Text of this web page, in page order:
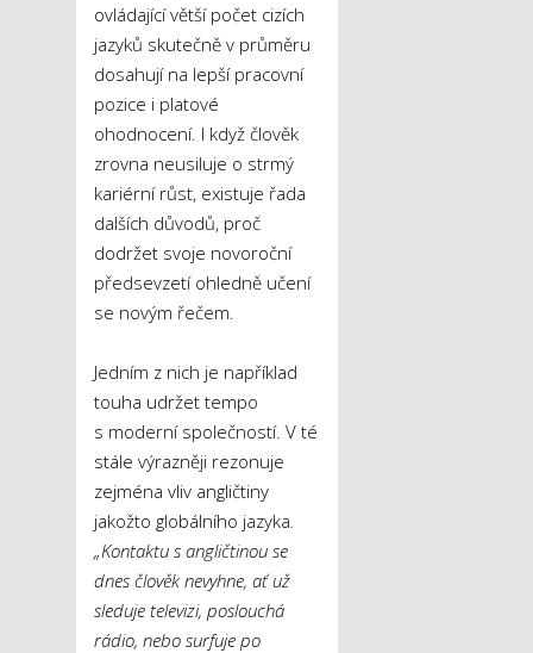
ovládající větší počet cizích
jazyků skutečně v průměru
dosahují na lepší pracovní
pozice i platové
ohodnocení. I když člověk
zrovna neusiluje o strmý
kariérní růst, existuje řada
dalších důvodů, proč
dodržet svoje novoroční
předsevzetí ohledně učení
se novým řečem.
Jedním z nich je například
touha udržet tempo
s moderní společností. V té
stále výrazněji rezonuje
zejména vliv angličtiny
jakožto globálního jazyka
„Kontaktu s angličtinou se
dnes člověk nevyhne, ať už
sleduje televizi, poslouchá
rádio, nebo surfuje po